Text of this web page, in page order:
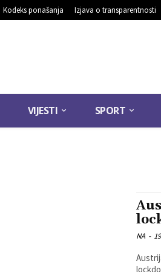
Kodeks ponašanja Izjava o transparentnosti
VIJESTI SPORT
NA -